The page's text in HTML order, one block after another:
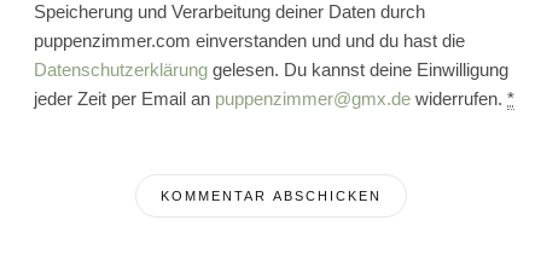
Speicherung und Verarbeitung deiner Daten durch
puppenzimmer.com einverstanden und und du hast die
Datenschutzerklärung gelesen. Du kannst deine Einwilligung
jeder Zeit per Email an puppenzimmer@gmx.de widerrufen. *